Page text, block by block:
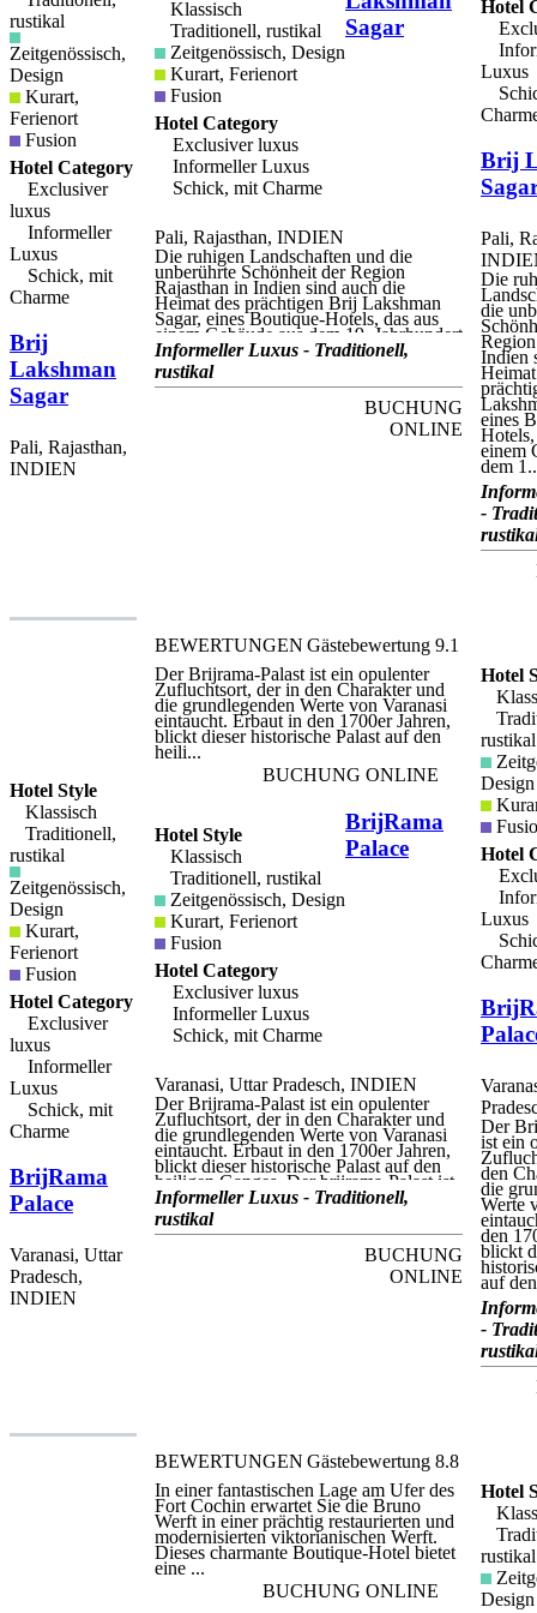
rustikal
Zeitgenössisch,
Design
Kurart,
Ferienort
Fusion
Hotel Category
Exclusiver
luxus
Informeller
Luxus
Schick, mit
Charme
Brij
Lakshman
Sagar
Pali, Rajasthan,
INDIEN
Klassisch
Traditionell, rustikal
Zeitgenössisch, Design
Kurart, Ferienort
Fusion
Hotel Category
Exclusiver luxus
Informeller Luxus
Schick, mit Charme
Sagar
Pali, Rajasthan, INDIEN
Die ruhigen Landschaften und die
unberührte Schönheit der Region
Rajasthan in Indien sind auch die
Heimat des prächtigen Brij Lakshman
Sagar, eines Boutique-Hotels, das aus
einem Gebäude aus dem 19. Jahrhundert
entstand und heute eine Oase auf 32
Hektar Land ist. Dieser fantastische Ort
verfügt auch über einen von Hand auf
Swimmingpool, ein Restaurant, das
traditionelle Küche mit der Slow-Food-
Spaziergänge in der Natur sind nur
einige der Aktivitäten vor Ort. Das Hotel
kann auch ein Frühstück auf dem
örtlichen Bauernhof arrangieren, um ein
wahrhaft kulturelles Erlebnis zu erleben.
Informeller Luxus - Traditionell,
rustikal
BUCHUNG
ONLINE
Hotel
Luxus
Brij
Pali,
Die
die
Indien
eines
Hotels,
einem
dem
-
Hotel Style
Klassisch
Traditionell,
rustikal
Zeitgenössisch,
Design
Kurart,
Ferienort
Fusion
Hotel Category
Exclusiver
luxus
Informeller
Luxus
Schick, mit
Charme
BrijRama
Palace
Varanasi, Uttar
Pradesch,
INDIEN
BEWERTUNGEN Gästebewertung 9.1
Der Brijrama-Palast ist ein opulenter
Zufluchtsort, der in den Charakter und
die grundlegenden Werte von Varanasi
eintaucht. Erbaut in den 1700er Jahren,
blickt dieser historische Palast auf den
heili...
BUCHUNG ONLINE
Hotel Style
Klassisch
Traditionell, rustikal
Zeitgenössisch, Design
Kurart, Ferienort
Fusion
Hotel Category
Exclusiver luxus
Informeller Luxus
Schick, mit Charme
BrijRama
Palace
Varanasi, Uttar Pradesch, INDIEN
Der Brijrama-Palast ist ein opulenter
Zufluchtsort, der in den Charakter und
die grundlegenden Werte von Varanasi
eintaucht. Erbaut in den 1700er Jahren,
blickt dieser historische Palast auf den
heiligen Ganges. Der brijrama-Palast ist
aus massivem Sandstein aus Chunar mit
wunderschön geschnitzten Veranden
und Säulen erbaut und behält seinen
authentischen Charakter mit zierlich
schattigen Räumen und sogar einem
eigenen Ghat. Jedes Zimmer verfügt
und alkoholfreie Getränke. Es gibt eine
Yogakurse und Live-Musik finden in der
Unterkunft statt.
Informeller Luxus - Traditionell,
rustikal
BUCHUNG
ONLINE
Hotel
rustikal
Design
Hotel
Luxus
Der
ist ein
den
die
Werte
den
blickt
auf
-
BEWERTUNGEN Gästebewertung 8.8
In einer fantastischen Lage am Ufer des
Fort Cochin erwartet Sie die Bruno
Werft in einer prächtig restaurierten und
modernisierten viktorianischen Werft.
Dieses charmante Boutique-Hotel bietet
eine ...
BUCHUNG ONLINE
Hotel
rustikal
Design